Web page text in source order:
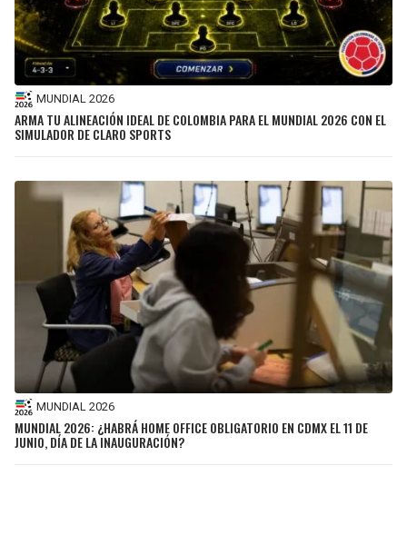
MUNDIAL 2026
ARMA TU ALINEACIÓN IDEAL DE COLOMBIA PARA EL MUNDIAL 2026 CON EL
SIMULADOR DE CLARO SPORTS
MUNDIAL 2026
MUNDIAL 2026: ¿HABRÁ HOME OFFICE OBLIGATORIO EN CDMX EL 11 DE
JUNIO, DÍA DE LA INAUGURACIÓN?